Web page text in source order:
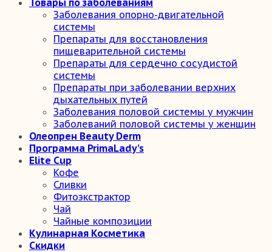
Товары по заболеваниям
Заболевания опорно-двигательной
системы
Препараты для восстановления
пищеварительной системы
Препараты для сердечно сосудистой
системы
Препараты при заболевании верхних
дыхательных путей
Заболевания половой системы у мужчин
Заболеваний половой системы у женщин
Олеопрен Beauty Derm
Программа PrimaLady’s
Elite Cup
Кофе
Сливки
Фитоэкстрактор
Чай
Чайные композиции
Кулинарная Косметика
Скидки